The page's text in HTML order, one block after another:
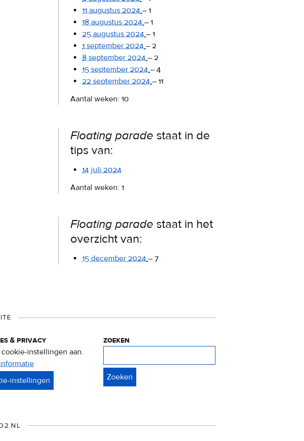
11 augustus 2024 – 1
18 augustus 2024 – 1
25 augustus 2024 – 1
1 september 2024 – 2
8 september 2024 – 2
15 september 2024 – 4
22 september 2024 – 11
Aantal weken: 10
Floating parade staat in de
tips van:
14 juli 2024
Aantal weken: 1
Floating parade staat in het
overzicht van:
15 december 2024 – 7
& privacy
cookie-instellingen aan.
&
zoeken